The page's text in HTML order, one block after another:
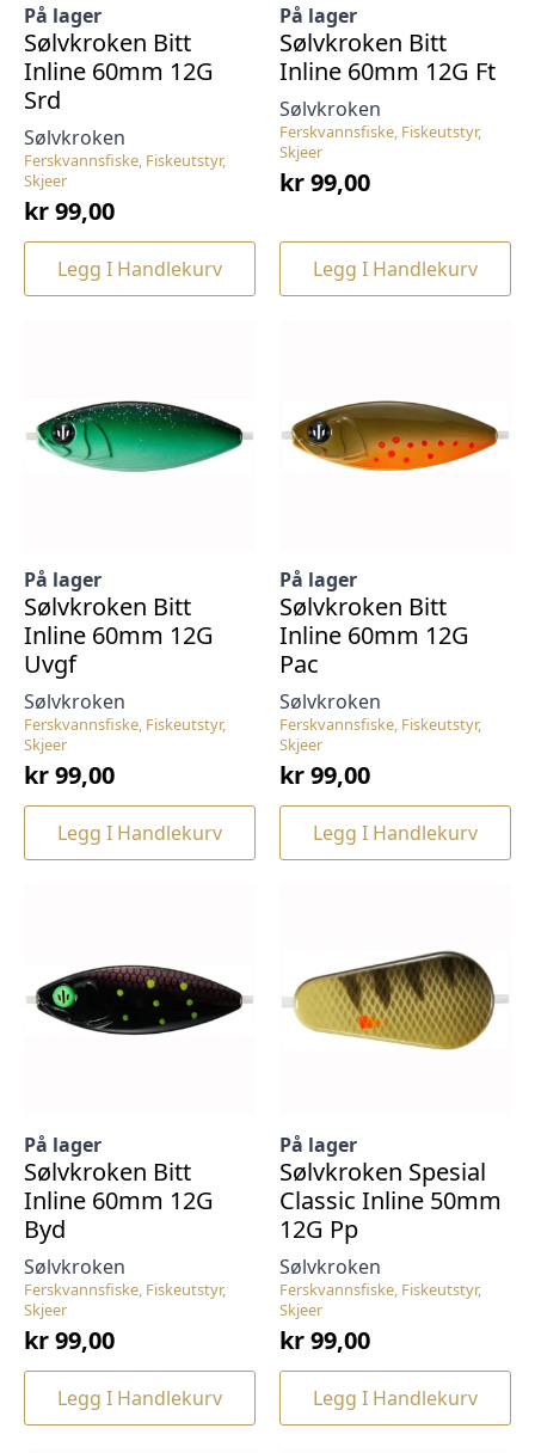
Ferskvannsfiske, Fiskeutstyr,
Skjeer
Sølvkroken
På lager
Sølvkroken Bitt
Inline 60mm 12G
Srd
kr99,00
Legg I Handlekurv
Ferskvannsfiske, Fiskeutstyr,
Skjeer
Sølvkroken
På lager
Sølvkroken Bitt
Inline 60mm 12G Ft
kr99,00
Legg I Handlekurv
Ferskvannsfiske, Fiskeutstyr,
Skjeer
Sølvkroken
På lager
Sølvkroken Bitt
Inline 60mm 12G
Uvgf
kr99,00
Legg I Handlekurv
Ferskvannsfiske, Fiskeutstyr,
Skjeer
Sølvkroken
På lager
Sølvkroken Bitt
Inline 60mm 12G
Pac
kr99,00
Legg I Handlekurv
Ferskvannsfiske, Fiskeutstyr,
Skjeer
Sølvkroken
På lager
Sølvkroken Bitt
Inline 60mm 12G
Byd
kr99,00
Legg I Handlekurv
Ferskvannsfiske, Fiskeutstyr,
Skjeer
Sølvkroken
På lager
Sølvkroken Spesial
Classic Inline 50mm
12G Pp
kr99,00
Legg I Handlekurv